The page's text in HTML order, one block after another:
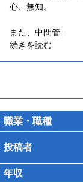
心、無知。
また、中間管...
続きを読む
職業・職種
投稿者
年収